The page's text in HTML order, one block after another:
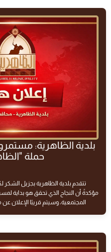
بلدية الظاهرية:
حملة
تتقدم بلدية الظاهرية بجزيل
مؤكدةً أن النجاح الذي تحقق هو بداية
المجتمعية، وسيتم قريبًا الإعلان